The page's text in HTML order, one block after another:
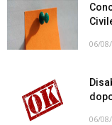
06/
06/